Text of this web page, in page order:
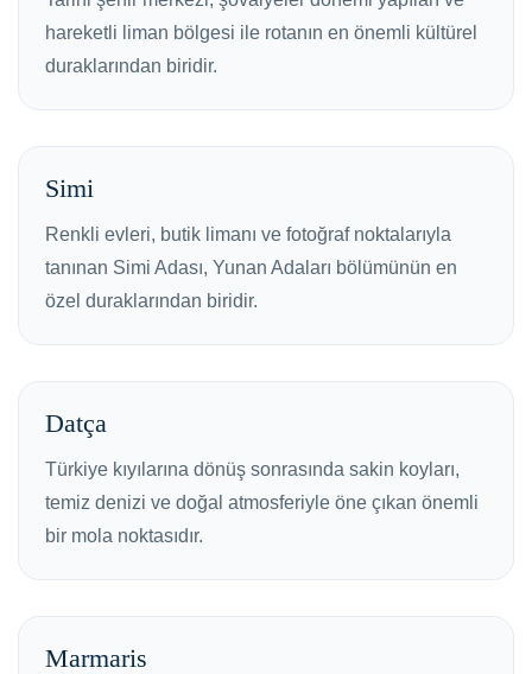
hareketli liman bölgesi ile rotanın en önemli kültürel
duraklarından biridir.
Simi
Renkli evleri, butik limanı ve fotoğraf noktalarıyla
tanınan Simi Adası, Yunan Adaları bölümünün en
özel duraklarından biridir.
Datça
Türkiye kıyılarına dönüş sonrasında sakin koyları,
temiz denizi ve doğal atmosferiyle öne çıkan önemli
bir mola noktasıdır.
Marmaris